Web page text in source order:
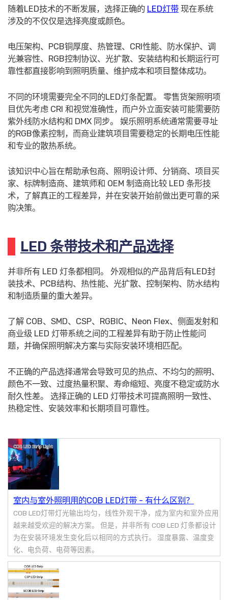
随着LED技术的不断发展，选择正确的 LED灯带 现在系统
涉及的不仅仅是选择亮度或颜色。
电压架构、PCB铜厚度、热管理、CRI性能、防水保护、调
光兼容性、RGB控制协议、光扩散、安装结构和长期运行可
靠性都直接影响到照明质量、维护成本和项目整体成功。
不同的环境需要完全不同的LED灯条配置。 零售货架照明项
目优先考虑 CRI 和视觉准确性，而户外立面安装可能需要防
紫外线防水结构和 DMX 同步。 娱乐照明系统通常需要寻址
的RGB像素控制，而商业建筑项目需要稳定的长期电压性能
和专业的散热系统。
该知识中心旨在帮助承包商、照明设计师、分销商、项目买
家、标牌制造商、建筑师和 OEM 制造商比较 LED 条形技
术，了解真正的工程差异，并在安装开始前做出更可靠的采
购决策。
LED 条带技术和产品选择
并非所有 LED 灯条都相同。 外观相似的产品背后有LED封
装技术、PCB结构、热性能、光扩散、控制架构、防水结构
和制造质量的重大差异。
了解 COB、SMD、CSP、RGBIC、Neon Flex、侧面发射和
商业级 LED 灯带系统之间的工程差异有助于防止性能问
题，并确保照明解决方案与实际安装环境相匹配。
不正确的产品选择通常会导致可见的热点、不均匀的照明、
颜色不一致、过度热量积聚、寿命缩短、亮度不稳定或防水
耐久性差。 选择正确的 LED 灯带技术可提高照明一致性、
热稳定性、安装效率和长期项目可靠性。
室内与室外照明用的COB LED灯带 - 有什么区别？
COB LED灯带灯光输出均匀，线性外观干净，成为室内和室外应用
越来越受欢迎的解决方案。 但是，并非所有 COB LED 灯条都设计
为在安装环境发生变化后以相同的方式执行。 湿度暴露、温度变
化、电负荷、电荷等因素。